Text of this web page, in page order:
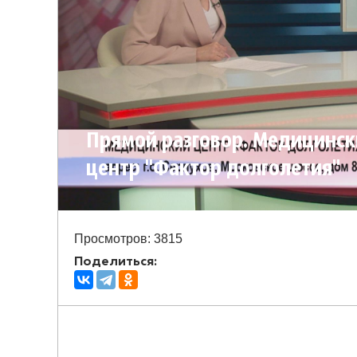
Прямой разговор.
центр "Фактор долголетия"
Просмотров: 3815
Поделиться: